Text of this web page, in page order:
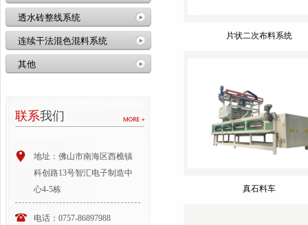
透水砖整线系统
连续干法混色混料系统
其他
联系我们
地址：佛山市南海区西樵镇
科创路13号智汇电子制造中
心4-5栋
电话：0757-86897988
片状二次布料系统
真石料车